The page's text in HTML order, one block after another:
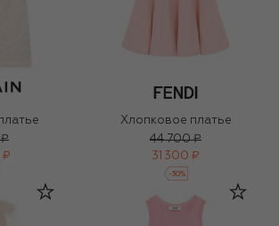
₽
Хлопковое платье
44 700 ₽
31 300 ₽
-30%